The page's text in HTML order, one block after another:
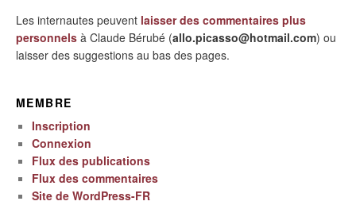
Les internautes peuvent laisser des commentaires plus
personnels à Claude Bérubé (allo.picasso@hotmail.com) ou
laisser des suggestions au bas des pages.
MEMBRE
Inscription
Connexion
Flux des publications
Flux des commentaires
Site de WordPress-FR